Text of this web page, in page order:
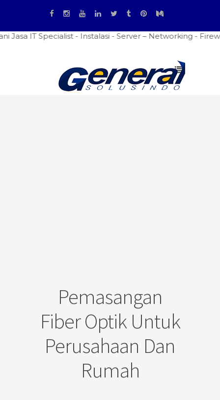
- Instalasi - Server – Networking - Firewall
Pemasangan
Fiber Optik Untuk
Perusahaan Dan
Rumah